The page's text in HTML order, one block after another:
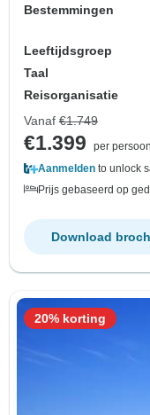
Bestemmingen
Leeftijdsgroep
Taal
Reisorganisatie
Vanaf €1.749
€1.399
per persoon
Aanmelden to unlock
Prijs gebaseerd op
Download
20% korting